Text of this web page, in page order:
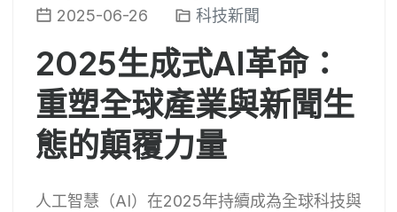
2025-06-26
科技新聞
2025生成式AI革命：
重塑全球產業與新聞生
態的顛覆力量
人工智慧（AI）在2025年持續成為全球科技與